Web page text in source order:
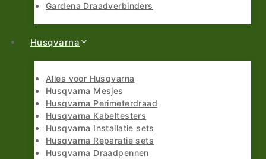
Gardena Draadverbinders
Husqvarna
Alles voor Husqvarna
Husqvarna Mesjes
Husqvarna Perimeterdraad
Husqvarna Kabeltesters
Husqvarna Installatie sets
Husqvarna Reparatie sets
Husqvarna Draadpennen